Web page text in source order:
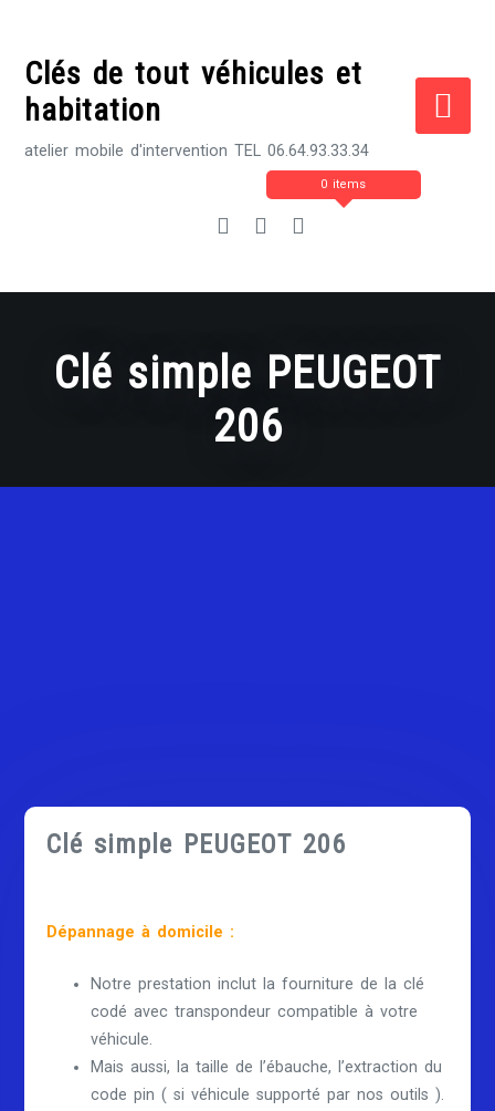
contentClés de tout véhicules et
habitation
atelier mobile d'intervention TEL 06.64.93.33.34
0 items
Clé simple PEUGEOT
206
Clé simple PEUGEOT 206
Dépannage à domicile :
Notre prestation inclut la fourniture de la clé
codé avec transpondeur compatible à votre
véhicule.
Mais aussi, la taille de l’ébauche, l’extraction du
code pin ( si véhicule supporté par nos outils ).